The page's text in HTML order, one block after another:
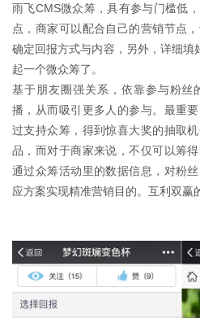
雨飞CMS微众筹，具有参与门槛低
点，商家可以配合自己的营销节点
确定回报方式与内容，另外，详细
起一个微众筹了。
基于朋友圈强关系，依靠参与粉丝
播，从而吸引更多人的参与。最重
过支持众筹，得到惊喜大奖的抽取
品，而对于商家来说，不仅可以筹
通过众筹活动里的数据信息，对粉
应方案实现精准营销目的。互利双赢